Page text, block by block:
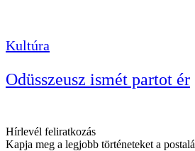
Kultúra
Odüsszeusz ismét partot ér
Hírlevél feliratkozás
Kapja meg a legjobb történeteket a